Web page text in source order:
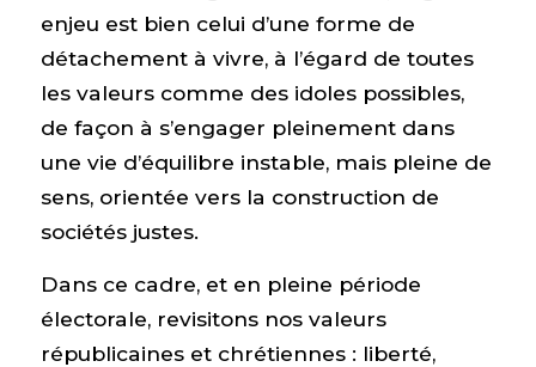
enjeu est bien celui d’une forme de
détachement à vivre, à l’égard de toutes
les valeurs comme des idoles possibles,
de façon à s’engager pleinement dans
une vie d’équilibre instable, mais pleine de
sens, orientée vers la construction de
sociétés justes.
Dans ce cadre, et en pleine période
électorale, revisitons nos valeurs
républicaines et chrétiennes : liberté,